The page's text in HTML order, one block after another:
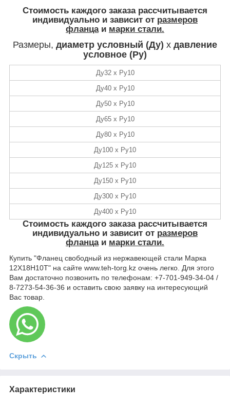
Стоимость каждого заказа рассчитывается
индивидуально и зависит от размеров
фланцаи марки стали.
Размеры, диаметр условный (Ду) х давление
условное (Ру)
Ду32 х Ру10
Ду40 х Ру10
Ду50 х Ру10
Ду65 х Ру10
Ду80 х Ру10
Ду100 х Ру10
Ду125 х Ру10
Ду150 х Ру10
Ду300 х Ру10
Ду400 х Ру10
Стоимость каждого заказа рассчитывается
индивидуально и зависит от размеров
фланцаи марки стали.
Купить "Фланец свободный из нержавеющей стали Марка
12Х18Н10Т" на сайте www.teh-torg.kz очень легко. Для этого
Вам достаточно позвонить по телефонам: +7-701-949-34-04 /
8-7273-54-36-36 и оставить свою заявку на интересующий
Вас товар.
Скрыть
Характеристики